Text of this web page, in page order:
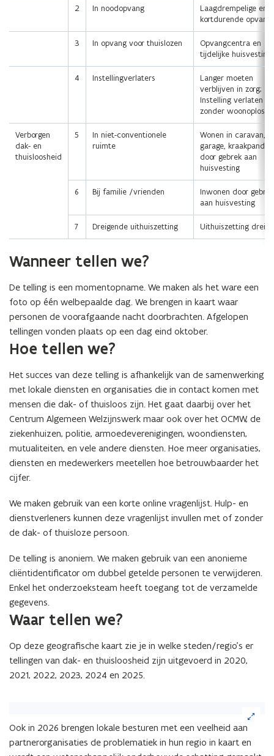
n
o
p
e
n
n
n
u
w
v
e
n
s
t
e
r
)
2 In noodopvang
Laagdrempelige en
kortdurende opvang
3 In opvang voor thuislozen
Opvangcentra en
tijdelijke huisvesting
4 Instellingverlaters
Langer moeten
verblijven in zorg;
Instelling verlaten
zonder
Verborgen
dak- en
thuisloosheid
5
In niet-conventionele
ruimte
Wonen in caravan,
garage, kraakpand,…
door gebrek aan
huisvesting
6 Bij familie /vrienden
Inwonen door gebrek
aan huisvesting
7 Dreigende uithuiszetting Uithuiszetting dreigt
Wanneer tellen we?
De telling is een momentopname. We maken als het ware een
foto op één welbepaalde dag. We brengen in kaart waar
personen de voorafgaande nacht doorbrachten. Afgelopen
tellingen vonden plaats op een dag eind oktober.
Hoe tellen we?
Het succes van deze telling is afhankelijk van de samenwerking
met lokale diensten en organisaties die in contact komen met
mensen die dak- of thuisloos zijn. Het gaat daarbij over het
Centrum Algemeen Welzijnswerk maar ook over het OCMW, de
ziekenhuizen, politie, armoedeverenigingen, woondiensten,
mutualiteiten, en vele andere diensten. Hoe meer organisaties,
diensten en medewerkers meetellen hoe betrouwbaarder het
cijfer.
We maken gebruik van een korte online vragenlijst. Hulp- en
dienstverleners kunnen deze vragenlijst invullen met of zonder
de dak- of thuisloze persoon.
De telling is anoniem. We maken gebruik van een anonieme
cliëntidentificator om dubbel getelde personen te verwijderen.
Enkel het onderzoeksteam heeft toegang tot de verzamelde
gegevens.
Waar tellen we?
de
afbeelding
Op deze geografische kaart zie je in welke steden/regio’s er
tellingen van dak- en thuisloosheid zijn uitgevoerd in 2020,
2021, 2022, 2023, 2024 en 2025.
Ook in 2026 brengen lokale besturen met een veelheid aan
partnerorganisaties de problematiek in hun regio in kaart en